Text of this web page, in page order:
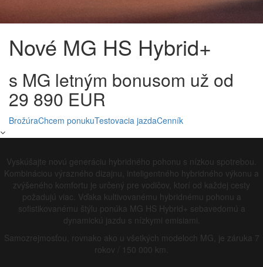
Nové MG HS Hybrid+
s MG letným bonusom už od
29 890 EUR
BrožúraChcem ponukuTestovacia jazdaCenník
Vyskúšajte novú generáciu hybridného pohonu s nízkou spotrebou.
Kombináciou výrazného dizajnu, inteligentného hybridného výkonu a
zvýšeného komfortu je určený pre vodičov, ktorí od každej cesty
požadujú viac. Vďaka kultivovanému hybridnému pohonu a
sofistikovanému štýlu ponúka MG HS Hybrid+ sebavedomú a
dynamickú jazdu s nízkymi emisiami.
Samozrejmosťou, rovnako ako u všetkých modeloch MG, je záruka 7
rokov / 150 000 km.